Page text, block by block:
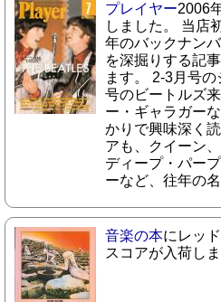
プレイヤー2006
しました。 当店
年のバックナン
を深掘りする記
ます。 2-3月号
号のビートルズ
ー・ギャラガー
かりで興味深く
アも、クイーン
ディープ・パー
ーなど、往年の
音楽の本にレッ
スコアが入荷しま